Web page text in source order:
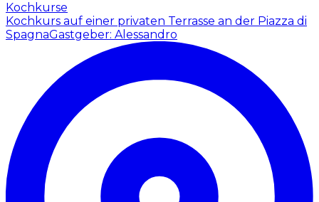
Kochkurse
Kochkurs auf einer privaten Terrasse an der Piazza di
SpagnaGastgeber: Alessandro